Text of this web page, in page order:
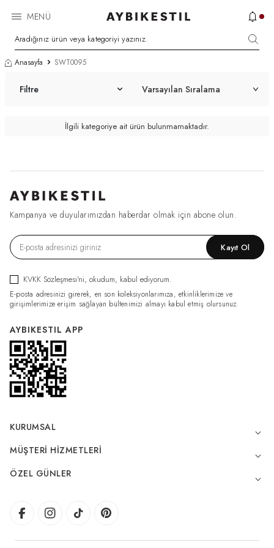
MENÜ
Anasayfa SWT0095
Filtre
İlgili kategoriye ait ürün bulunmamaktadır.
Kampanya ve duyularımızdan haberdar olmak için abone olun.
Kayıt Ol
KVKK Sözleşmesi'ni, okudum, kabul ediyorum.
E-posta adresinizi girerek, en son koleksiyonlarımıza, etkinliklerimize ve
girişimlerimize erişim sağlayan bültenimizi almayı kabul etmiş olursunuz.
AYBIKESTIL APP
KURUMSAL
MÜŞTERI HIZMETLERI
ÖZEL GÜNLER